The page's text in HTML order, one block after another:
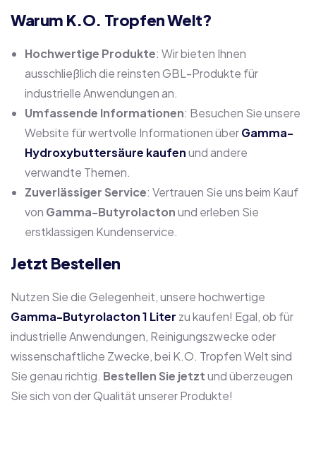
Warum K.O. Tropfen Welt?
Hochwertige Produkte: Wir bieten Ihnen
ausschließlich die reinsten GBL-Produkte für
industrielle Anwendungen an.
Umfassende Informationen: Besuchen Sie unsere
Website für wertvolle Informationen überGamma-
Hydroxybuttersäure kaufenund andere
verwandte Themen.
Zuverlässiger Service: Vertrauen Sie uns beim Kauf
von Gamma-Butyrolactonund erleben Sie
erstklassigen Kundenservice.
Jetzt Bestellen
Nutzen Sie die Gelegenheit, unsere hochwertige
Gamma-Butyrolacton 1 Liter zu kaufen! Egal, ob für
industrielle Anwendungen, Reinigungszwecke oder
wissenschaftliche Zwecke, bei K.O. Tropfen Welt sind
Sie genau richtig. Bestellen Sie jetztund überzeugen
Sie sich von der Qualität unserer Produkte!